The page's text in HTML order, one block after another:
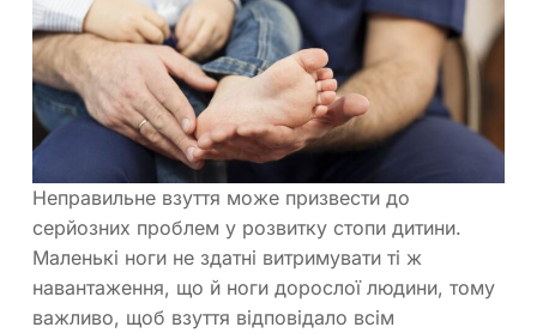
Неправильне взуття може призвести до
серйозних проблем у розвитку стопи дитини.
Маленькі ноги не здатні витримувати ті ж
навантаження, що й ноги дорослої людини, тому
важливо, щоб взуття відповідало всім